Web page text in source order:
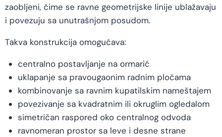
zaobljeni, čime se ravne geometrijske linije ublažavaju
i povezuju sa unutrašnjom posudom.
Takva konstrukcija omogućava:
centralno postavljanje na ormarić
uklapanje sa pravougaonim radnim pločama
kombinovanje sa ravnim kupatilskim nameštajem
povezivanje sa kvadratnim ili okruglim ogledalom
simetričan raspored oko centralnog odvoda
ravnomeran prostor sa leve i desne strane